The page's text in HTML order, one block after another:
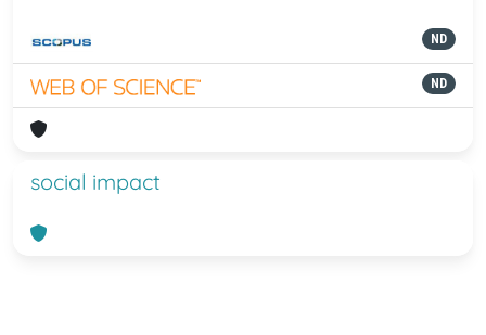
ND
ND
social impact